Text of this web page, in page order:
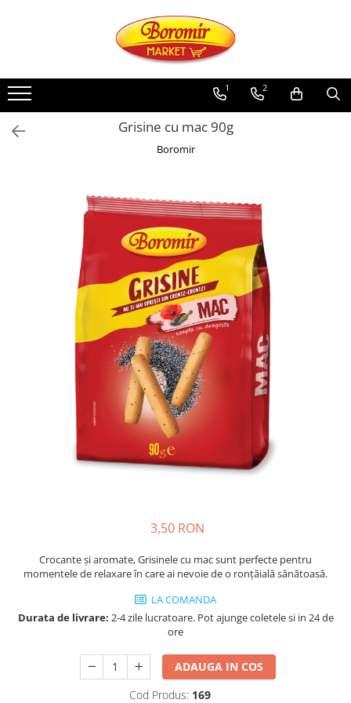
Noutati
Produse de post
Cozonac
Cozonac Exotic
Cozonac Creme
Cozonac Traditional
Cozonac Casa Boromir
Cozonac Pricomigdala
Cozonac Magnum
Cozonac Vegan (de post)
Cozonac Collection
Cozonac Cadou
Cozonac cu Unt
Cozonac Mos Craciun
Cozonac Duofino
Fursecuri
Prajituri artizanale
Chec cu iaurt
1 2
Grisine cu mac 90g
Boromir
3,50 RON
Crocante și aromate, Grisinele cu mac sunt perfecte pentru
momentele de relaxare în care ai nevoie de o ronțăială sănătoasă.
LA COMANDA
Durata de livrare: 2-4 zile lucratoare. Pot ajunge coletele si in 24 de
ore
ADAUGA IN COS
Cod Produs: 169